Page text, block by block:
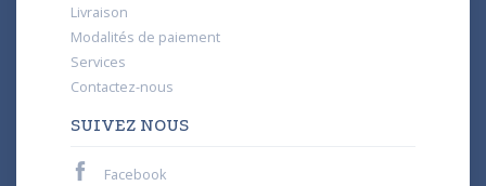
Livraison
Modalités de paiement
Services
Contactez-nous
SUIVEZ NOUS
Facebook